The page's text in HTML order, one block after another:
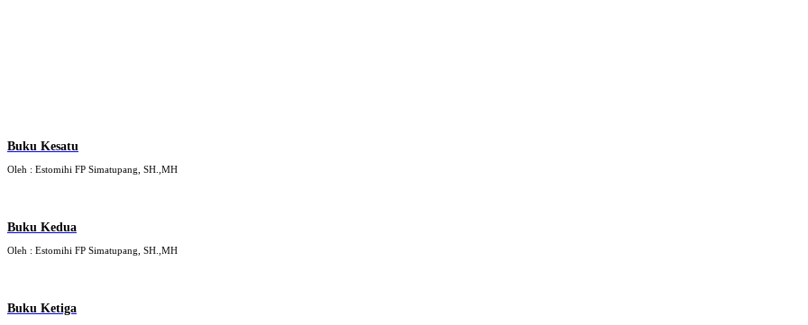
Buku Kesatu
Oleh : Estomihi FP Simatupang, SH.,MH
Buku Kedua
Oleh : Estomihi FP Simatupang, SH.,MH
Buku Ketiga